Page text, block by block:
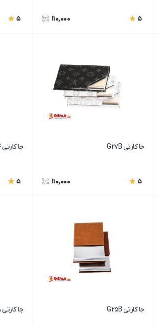
5
110,000
5
جا کارتی G27B
5
110,000
جا کارتی G4
5
جا کارتی G25B جا کارتی G27A